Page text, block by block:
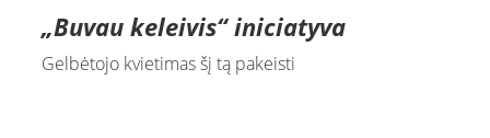
„Buvau keleivis“ iniciatyva
Gelbėtojo kvietimas šį tą pakeisti